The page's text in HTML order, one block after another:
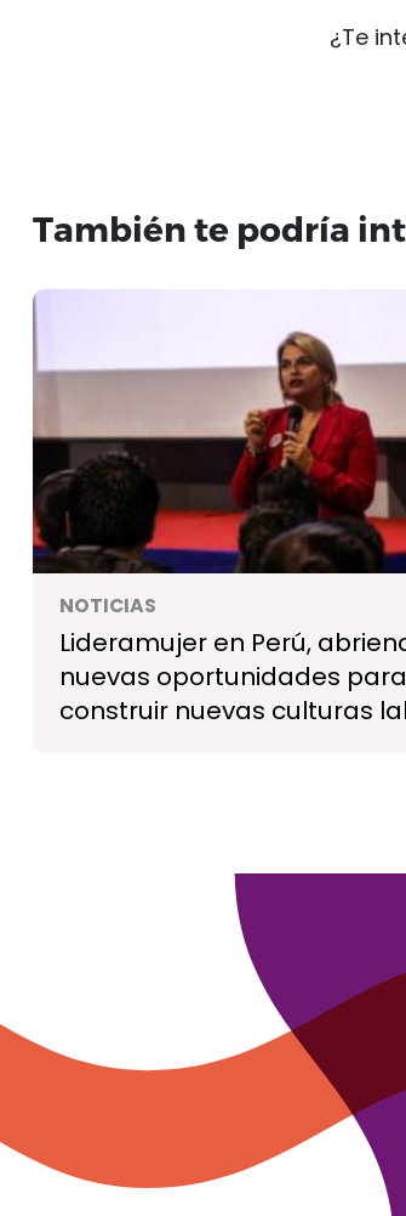
¿Te
También te podría
NOTICIAS
Lideramujer en Perú,
nuevas oportunidades para
construir nuevas culturas